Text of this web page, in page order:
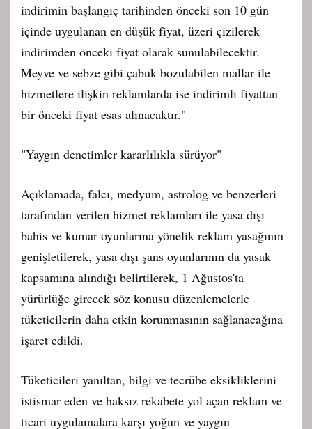
indirimin başlangıç tarihinden önceki son 10 gün
içinde uygulanan en düşük fiyat, üzeri çizilerek
indirimden önceki fiyat olarak sunulabilecektir.
Meyve ve sebze gibi çabuk bozulabilen mallar ile
hizmetlere ilişkin reklamlarda ise indirimli fiyattan
bir önceki fiyat esas alınacaktır."
"Yaygın denetimler kararlılıkla sürüyor"
Açıklamada, falcı, medyum, astrolog ve benzerleri
tarafından verilen hizmet reklamları ile yasa dışı
bahis ve kumar oyunlarına yönelik reklam yasağının
genişletilerek, yasa dışı şans oyunlarının da yasak
kapsamına alındığı belirtilerek, 1 Ağustos'ta
yürürlüğe girecek söz konusu düzenlemelerle
tüketicilerin daha etkin korunmasının sağlanacağına
işaret edildi.
Tüketicileri yanıltan, bilgi ve tecrübe eksikliklerini
istismar eden ve haksız rekabete yol açan reklam ve
ticari uygulamalara karşı yoğun ve yaygın